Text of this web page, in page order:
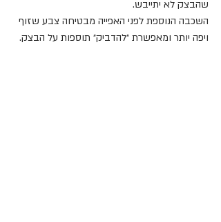
שהבצק לא יתייבש.
השכבה הנוספת לפני האפייה מבטיחה צבע שזוף
ויפה יותר ומאפשרת ״להדביק״ תוספות על הבצק.